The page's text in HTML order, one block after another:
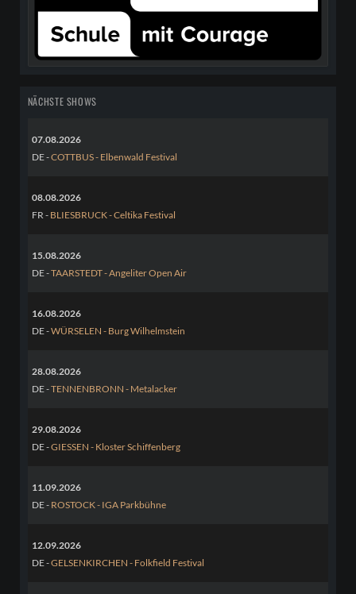
NÄCHSTE SHOWS
07.08.2026
DE -COTTBUS - Elbenwald Festival
08.08.2026
FR - BLIESBRUCK - Celtika Festival
15.08.2026
DE -TAARSTEDT - Angeliter Open Air
16.08.2026
DE -WÜRSELEN - Burg Wilhelmstein
28.08.2026
DE -TENNENBRONN - Metalacker
29.08.2026
DE -GIESSEN - Kloster Schiffenberg
11.09.2026
DE - ROSTOCK - IGA Parkbühne
12.09.2026
DE -GELSENKIRCHEN - Folkfield Festival